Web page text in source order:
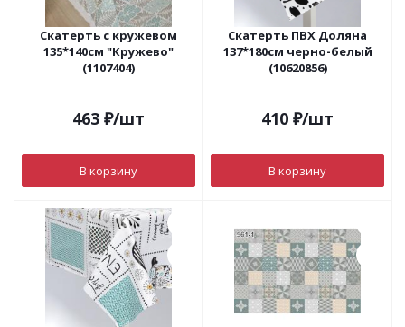
Скатерть с кружевом
135*140см "Кружево"
(1107404)
463 ₽/шт
В корзину
Скатерть ПВХ Доляна
137*180см черно-белый
(10620856)
410 ₽/шт
В корзину